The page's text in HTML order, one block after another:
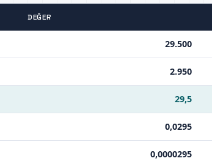
DEĞER
29.500
2.950
29,5
0,0295
0,0000295